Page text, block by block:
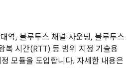
역, 블루투스 채널 사운딩, 블루투스
복 시간(RTT) 등 범위 지정 기술용
모듈을 도입합니다. 자세한 내용은